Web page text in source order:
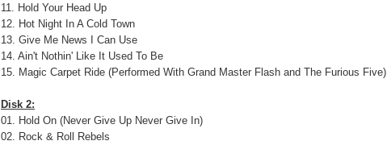
11. Hold Your Head Up
12. Hot Night In A Cold Town
13. Give Me News I Can Use
14. Ain't Nothin' Like It Used To Be
15. Magic Carpet Ride (Performed With Grand Master Flash and The Furious Five)
Disk 2:
01. Hold On (Never Give Up Never Give In)
02. Rock & Roll Rebels